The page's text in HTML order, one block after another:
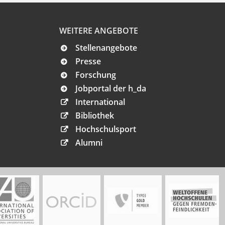
WEITERE ANGEBOTE
Stellenangebote
Presse
Forschung
Jobportal der h_da
International
Bibliothek
Hochschulsport
Alumni